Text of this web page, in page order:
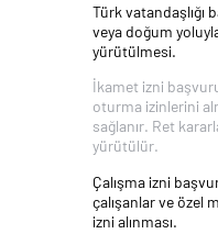
Türk vatandaşlığı
veya doğum
yürütülmesi.
İkamet izni
oturma izinlerini
sağlanır. Ret
yürütülür.
Çalışma izni
çalışanlar ve özel
izni alınması.